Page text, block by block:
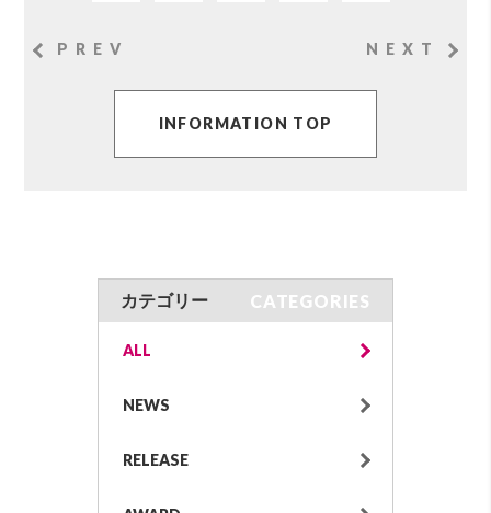
PREV NEXT
INFORMATION TOP
カテゴリー CATEGORIES
ALL
NEWS
RELEASE